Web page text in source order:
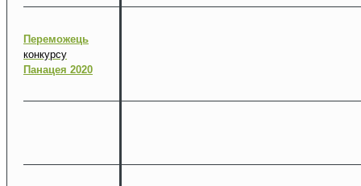
Переможець
конкурсу
Панацея 2020